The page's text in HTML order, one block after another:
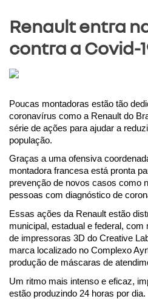
Renault entra
contra a Covid-
Poucas montadoras estão tão
coronavírus como a Renault do
série de ações para ajudar a
população.
Graças a uma ofensiva
montadora francesa está pronta
prevenção de novos casos como
pessoas com diagnóstico de
Essas ações da Renault estão
municipal, estadual e federal,
de impressoras 3D do Creative
marca localizado no Complexo
produção de máscaras de
Um ritmo mais intenso e eficaz,
estão produzindo 24 horas por dia.